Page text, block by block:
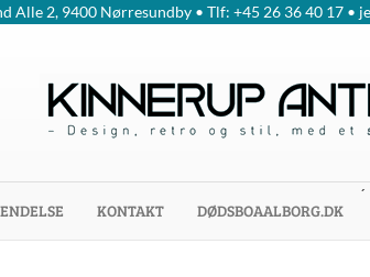
Alle 2, 9400 Nørresundby • Tlf: +45 26 36 40 17 •
KONTAKT DØDSBOAALBORG.DK
´